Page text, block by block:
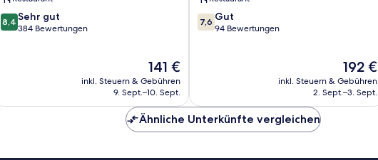
8.4
von
8,4 Sehr gut
384 Bewertungen
Der
Preis
beträgt
141 €
inkl. Steuern & Gebühren
9. Sept.–10. Sept.
7.6
von
7,6 Gut
94 Bewertungen
Der
Preis
beträgt
192 €
inkl. Steuern & Gebühren
2. Sept.–3. Sept.
Ähnliche Unterkünfte vergleichen